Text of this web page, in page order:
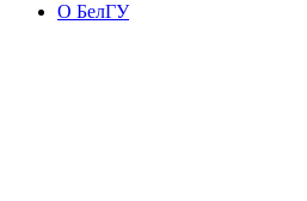
О БелГУ